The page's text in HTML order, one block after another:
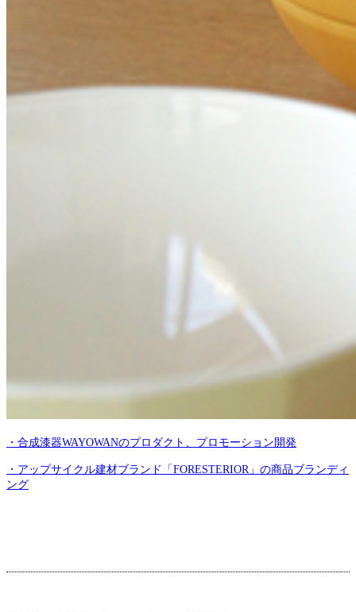
・合成漆器WAYOWANのプロダクト、プロモーション開発
・アップサイクル建材ブランド「FORESTERIOR」の商品ブランディ
ング